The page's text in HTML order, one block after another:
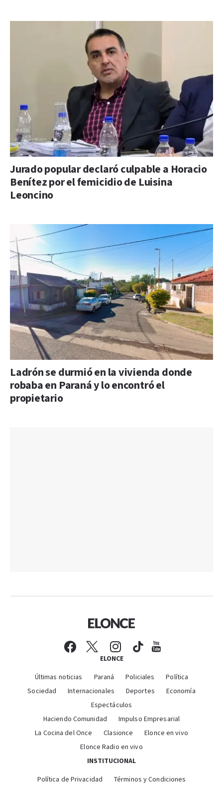
Jurado popular declaró culpable a Horacio
Benítez por el femicidio de Luisina
Leoncino
Ladrón se durmió en la vivienda donde
robaba en Paraná y lo encontró el
propietario
ELONCE
Últimas noticias Paraná Policiales
Política
Sociedad
Internacionales Deportes
Economía
Espectáculos
Haciendo Comunidad
Impulso Empresarial
La Cocina del Once
Clasionce
Elonce en vivo
Elonce Radio en vivo
INSTITUCIONAL
Política de Privacidad Términos y Condiciones